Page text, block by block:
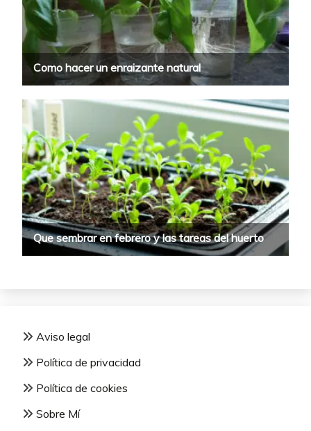
Aviso legal
Política de privacidad
Política de cookies
Sobre Mí